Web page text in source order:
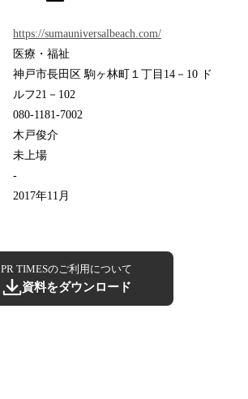
https://sumauniversalbeach.com/
医療・福祉
神戸市長田区 駒ヶ林町１丁目14－10 ド
ルフ21－102
080-1181-7002
木戸俊介
未上場
-
2017年11月
PR TIMESのご利用について
資料をダウンロード